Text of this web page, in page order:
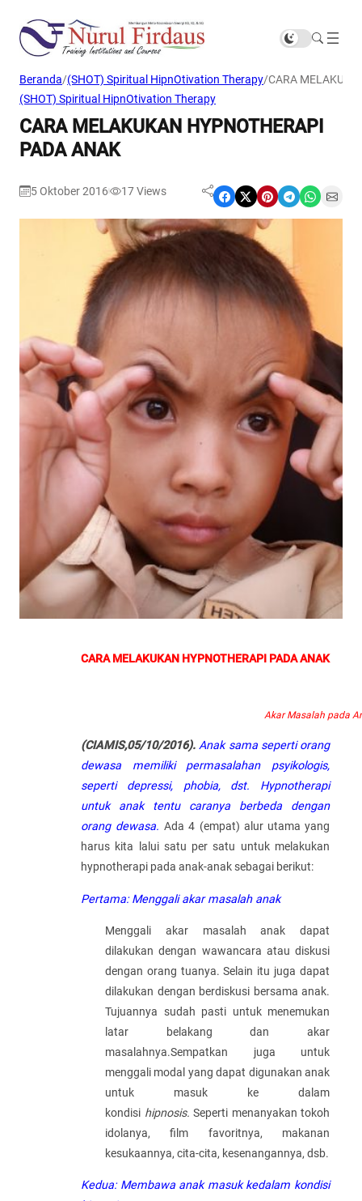
Beranda/(SHOT) Spiritual HipnOtivation Therapy/CARA
(SHOT) Spiritual HipnOtivation Therapy
CARA MELAKUKAN HYPNOTHERAPI
PADA ANAK
5 Oktober 2016 17Views Share on Facebook Share on X Share on Pinterest Share on Telegram Share on WhatsApp Share on Email
CARA MELAKUKAN HYPNOTHERAPI PADA ANAK
Akar Masalah pada
(CIAMIS,05/10/2016). Anak sama seperti orang
dewasa memiliki permasalahan psyikologis,
seperti depressi, phobia, dst. Hypnotherapi
untuk anak tentu caranya berbeda dengan
orang dewasa. Ada 4 (empat) alur utama yang
harus kita lalui satu per satu untuk melakukan
hypnotherapi pada anak-anak sebagai berikut:
Pertama: Menggali akar masalah anak
Menggali akar masalah anak dapat
dilakukan dengan wawancara atau diskusi
dengan orang tuanya. Selain itu juga dapat
dilakukan dengan berdiskusi bersama anak.
Tujuannya sudah pasti untuk menemukan
latar belakang dan akar
masalahnya.Sempatkan juga untuk
menggali modal yang dapat digunakan anak
untuk masuk ke dalam
kondisi hipnosis. Seperti menanyakan tokoh
idolanya, film favoritnya, makanan
kesukaannya, cita-cita, kesenangannya, dsb.
Kedua: Membawa anak masuk kedalam kondisi